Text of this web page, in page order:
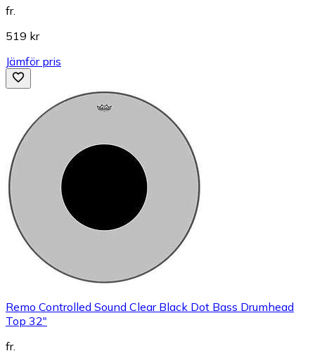
fr.
519 kr
Jämför pris
Remo Controlled Sound Clear Black Dot Bass Drumhead
Top 32"
fr.